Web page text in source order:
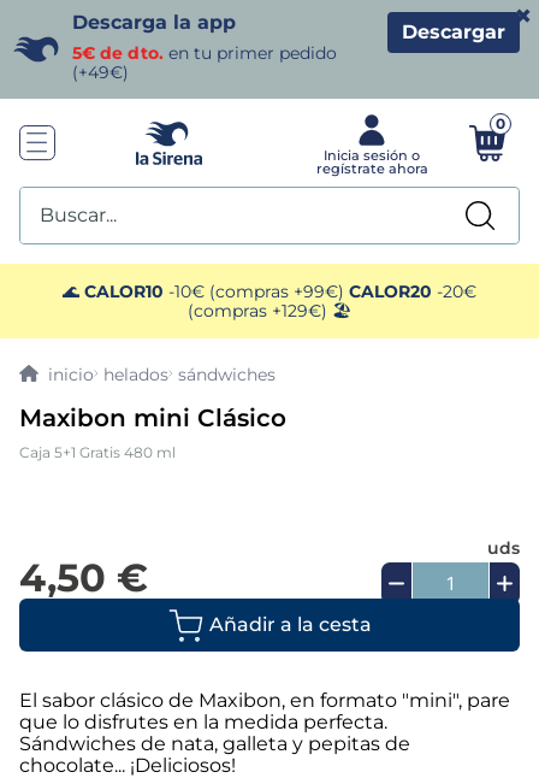
Descarga la app
5€ de dto. en tu primer pedido
(+49€)
Descargar
×
0
Buscar...
🌊 CALOR10 -10€ (compras +99€) CALOR20 -20€
(compras +129€) 🏖️
helados sándwiches
Maxibon mini Clásico
Caja 5+1 Gratis 480 ml
4,50 €
uds
Añadir a la cesta
El sabor clásico de Maxibon, en formato "mini", pare
que lo disfrutes en la medida perfecta.
Sándwiches de nata, galleta y pepitas de
chocolate... ¡Deliciosos!
TÉRMINOS MÁS BUSCADOS
1. helados sirena
gambas
3. patatas
5. croquetas
7. canelones
8. listísimos